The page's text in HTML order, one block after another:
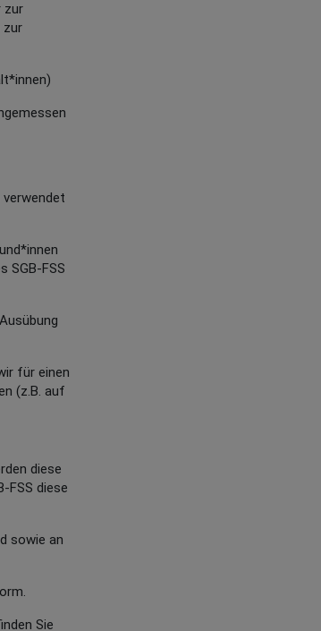
zur
zur
SGB-FSS
für einen
(z.B. auf
diese
FSS diese
sowie an
Sie